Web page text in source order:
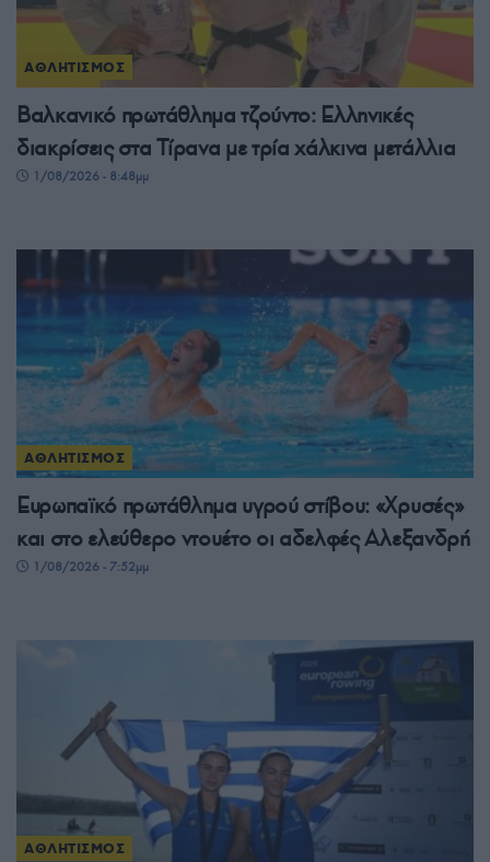
ΑΘΛΗΤΙΣΜΟΣ
Βαλκανικό πρωτάθλημα τζούντο: Ελληνικές
διακρίσεις στα Τίρανα με τρία χάλκινα μετάλλια
1/08/2026 - 8:48μμ
ΑΘΛΗΤΙΣΜΟΣ
Ευρωπαϊκό πρωτάθλημα υγρού στίβου: «Χρυσές»
και στο ελεύθερο ντουέτο οι αδελφές Αλεξανδρή
1/08/2026 - 7:52μμ
ΑΘΛΗΤΙΣΜΟΣ